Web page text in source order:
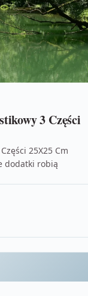
3 Części
25X25 Cm
dodatki robią